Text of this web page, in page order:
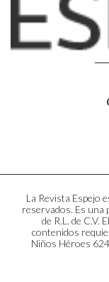
La Revista Espejo
reservados. Es una
de R.L. de C.V.
contenidos
Niños Héroes